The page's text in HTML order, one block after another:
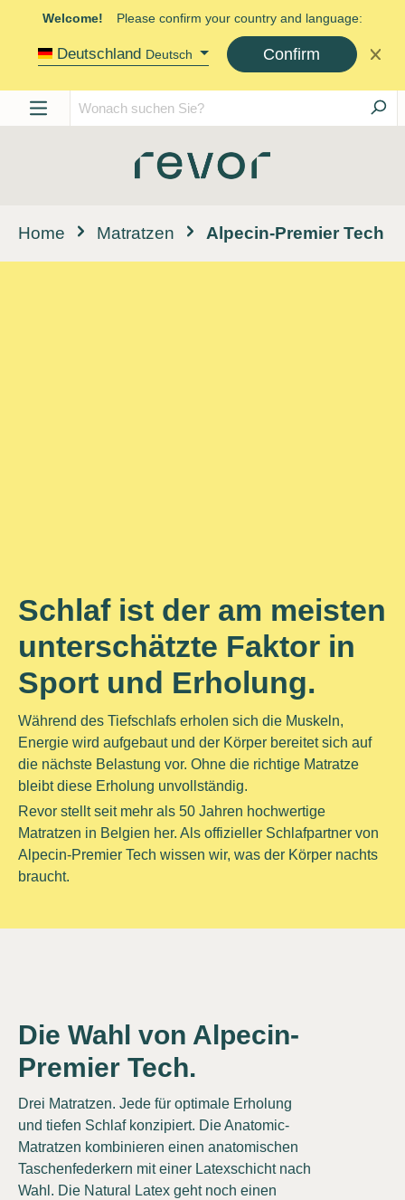
Home Matratzen Alpecin-Premier Tech
Schlaf ist der am meisten
unterschätzte Faktor in
Sport und Erholung.
Während des Tiefschlafs erholen sich die Muskeln,
Energie wird aufgebaut und der Körper bereitet sich auf
die nächste Belastung vor. Ohne die richtige Matratze
bleibt diese Erholung unvollständig.
Revor stellt seit mehr als 50 Jahren hochwertige
Matratzen in Belgien her. Als offizieller Schlafpartner von
Alpecin-Premier Tech wissen wir, was der Körper nachts
braucht.
Die Wahl von Alpecin-
Premier Tech.
Drei Matratzen. Jede für optimale Erholung
und tiefen Schlaf konzipiert. Die Anatomic-
Matratzen kombinieren einen anatomischen
Taschenfederkern mit einer Latexschicht nach
Wahl. Die Natural Latex geht noch einen
Welcome! Please confirm your country and language:
Deutschland Deutsch Confirm